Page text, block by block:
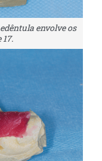
envolve os
17.